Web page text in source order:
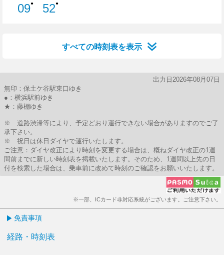
09●
52●
すべての時刻表を表示
出力日2026年08月07日
無印：保土ケ谷駅東口ゆき
●：横浜駅前ゆき
★：藤棚ゆき
※ 道路渋滞等により、予定どおり運行できない場合がありますのでご了
承下さい。
※ 祝日は休日ダイヤで運行いたします。
ご注意：ダイヤ改正により時刻を変更する場合は、概ねダイヤ改正の1週
間前までに新しい時刻表を掲載いたします。そのため、1週間以上先の日
付を検索した場合は、乗車前に改めて時刻のご確認をお願いいたします。
※一部、ICカード非対応系統がございます。ご注意下さい。
免責事項
経路・時刻表